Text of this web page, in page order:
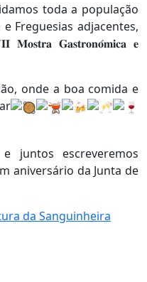
toda a população
Freguesias adjacentes,
𝐆𝐚𝐬𝐭𝐫𝐨𝐧𝐨́𝐦𝐢𝐜𝐚 𝐞
onde a boa comida e
juntos escreveremos
aniversário da Junta de
da Sanguinheira